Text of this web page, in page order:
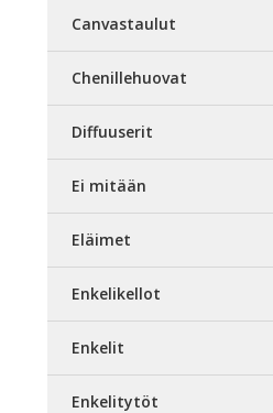
Canvastaulut
Chenillehuovat
Diffuuserit
Ei mitään
Eläimet
Enkelikellot
Enkelit
Enkelitytöt